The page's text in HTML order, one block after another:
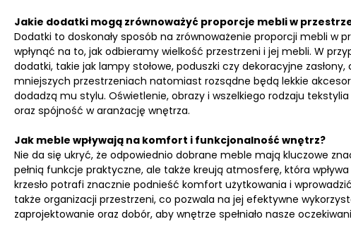
Jakie dodatki mogą zrównoważyć proporcje mebli w
Dodatki to doskonały sposób na zrównoważenie proporcji mebli w
wpłynąć na to, jak odbieramy wielkość przestrzeni i jej mebli. W
dodatki, takie jak lampy stołowe, poduszki czy dekoracyjne
mniejszych przestrzeniach natomiast rozsądne będą lekkie
dodadzą mu stylu. Oświetlenie, obrazy i wszelkiego rodzaju
oraz spójność w aranżację wnętrza.
Jak meble wpływają na komfort i funkcjonalność wnętrz?
Nie da się ukryć, że odpowiednio dobrane meble mają kluczowe
pełnią funkcje praktyczne, ale także kreują atmosferę, która
krzesło potrafi znacznie podnieść komfort użytkowania i
także organizacji przestrzeni, co pozwala na jej efektywne
zaprojektowanie oraz dobór, aby wnętrze spełniało nasze